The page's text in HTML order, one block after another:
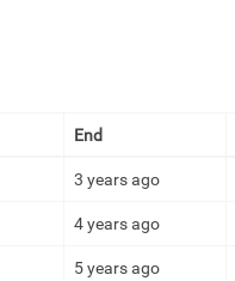
End
3 years ago
4 years ago
5 years ago